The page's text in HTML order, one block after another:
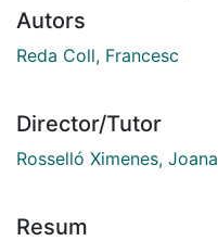
Autors
Reda Coll, Francesc
Director/Tutor
Rosselló Ximenes, Joana
Resum